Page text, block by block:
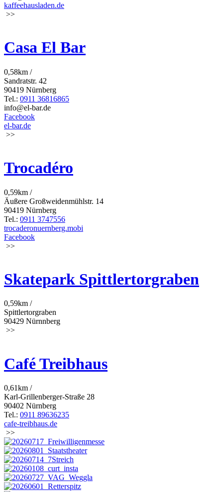
kaffeehausladen.de
>>
Casa El Bar
0,58km /
Sandratstr. 42
90419 Nürnberg
Tel.: 0911 36816865
info@el-bar.de
Facebook
el-bar.de
>>
Trocadéro
0,59km /
Äußere Großweidenmühlstr. 14
90419 Nürnberg
Tel.: 0911 3747556
trocaderonuernberg.mobi
Facebook
>>
Skatepark Spittlertorgraben
0,59km /
Spittlertorgraben
90429 Nürnnberg
>>
Café Treibhaus
0,61km /
Karl-Grillenberger-Straße 28
90402 Nürnberg
Tel.: 0911 89636235
cafe-treibhaus.de
>>